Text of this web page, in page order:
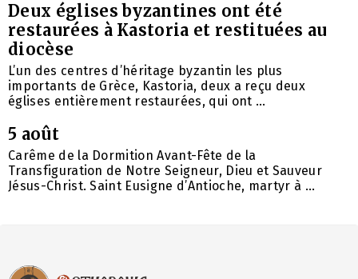
Deux églises byzantines ont été
restaurées à Kastoria et restituées au
diocèse
L’un des centres d’héritage byzantin les plus
importants de Grèce, Kastoria, deux a reçu deux
églises entièrement restaurées, qui ont ...
5 août
Carême de la Dormition Avant-Fête de la
Transfiguration de Notre Seigneur, Dieu et Sauveur
Jésus-Christ. Saint Eusigne d’Antioche, martyr à ...